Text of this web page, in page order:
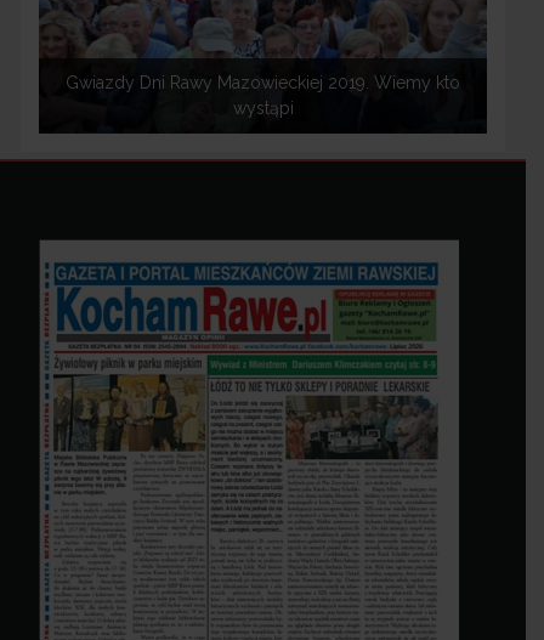
Gwiazdy Dni Rawy Mazowieckiej 2019. Wiemy kto
wystąpi